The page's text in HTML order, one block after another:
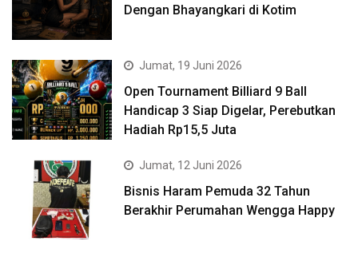
Dengan Bhayangkari di Kotim
Jumat, 19 Juni 2026
Open Tournament Billiard 9 Ball
Handicap 3 Siap Digelar, Perebutkan
Hadiah Rp15,5 Juta
Jumat, 12 Juni 2026
Bisnis Haram Pemuda 32 Tahun
Berakhir Perumahan Wengga Happy